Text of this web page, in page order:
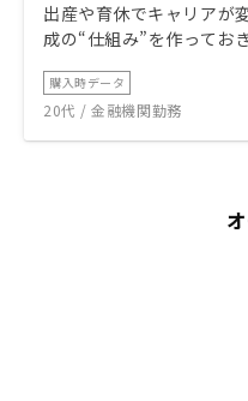
出産や育休でキャリアが
成の“仕組み”を作ってお
購入時データ
20代 / 金融機関勤務